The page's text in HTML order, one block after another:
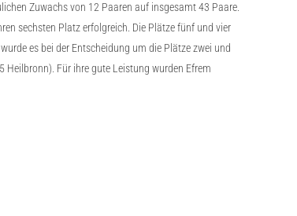
Zuwachs von 12 Paaren auf insgesamt 43 Paare.
sechsten Platz erfolgreich. Die Plätze fünf und vier
es bei der Entscheidung um die Plätze zwei und
Heilbronn). Für ihre gute Leistung wurden Efrem